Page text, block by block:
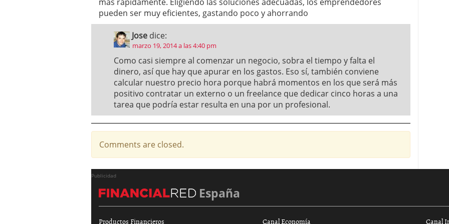
pueden ser muy eficientes, gastando poco y ahorrando
Jose dice:
marzo 19, 2014 a las 4:40 pm
Como casi siempre al comenzar un negocio, sobra el tiempo y falta el
dinero, así que hay que apurar en los gastos. Eso sí, también conviene
calcular nuestro precio hora porque habrá momentos en los que será más
positivo contratar un externo o un freelance que dedicar cinco horas a una
tarea que podría estar resulta en una por un profesional.
Comments are closed.
Publicidad
España
Productos Financieros Canal Economía Canal